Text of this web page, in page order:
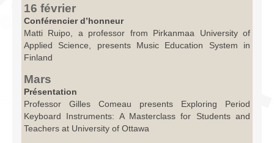
16 février
Conférencier d’honneur
Matti Ruipo, a professor from Pirkanmaa University of
Applied Science, presents Music Education System in
Finland
Mars
Présentation
Professor Gilles Comeau presents Exploring Period
Keyboard Instruments: A Masterclass for Students and
Teachers at University of Ottawa